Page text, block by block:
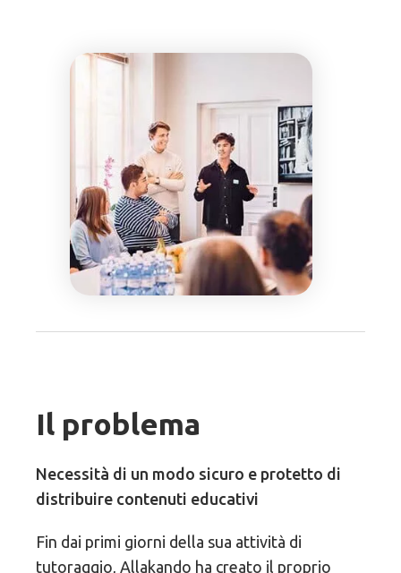
Il problema
Necessità di un modo sicuro e protetto di
distribuire contenuti educativi
Fin dai primi giorni della sua attività di
tutoraggio, Allakando ha creato il proprio